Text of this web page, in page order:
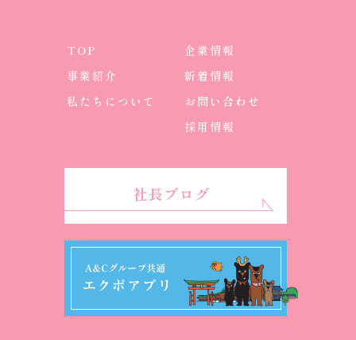
TOP
事業紹介
私たちについて
企業情報
新着情報
お問い合わせ
採用情報
社長ブログ